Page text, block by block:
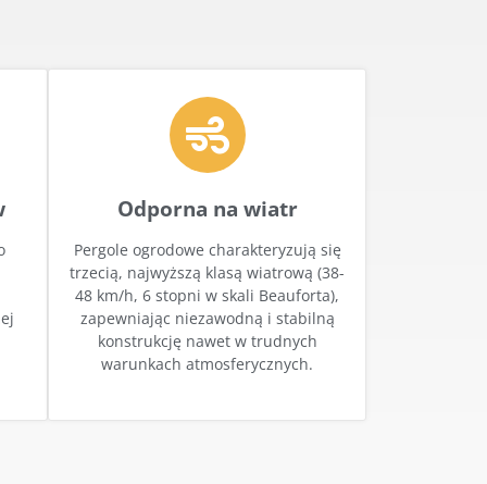
Odporna na wiatr
Pergole ogrodowe charakteryzują się
trzecią, najwyższą klasą wiatrową (38-
48 km/h, 6 stopni w skali Beauforta),
zapewniając niezawodną i stabilną
konstrukcję nawet w trudnych
warunkach atmosferycznych.